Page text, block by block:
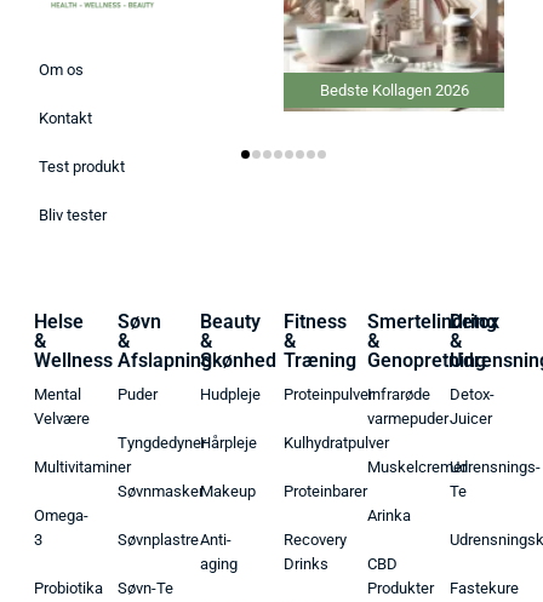
Om os
Kontakt
Test produkt
Bliv tester
Bedste Kollagen 2026
Helse
&
Wellness
Mental
Velvære
Multivitaminer
Omega-
3
Probiotika
Søvn
&
Afslapning
Puder
Tyngdedyner
Søvnmasker
Søvnplastre
Søvn-Te
Beauty
&
Skønhed
Hudpleje
Hårpleje
Makeup
Anti-
aging
Fitness
&
Træning
Proteinpulver
Kulhydratpulver
Proteinbarer
Recovery
Drinks
Smertelindring
&
Genopretning
Infrarøde
varmepuder
Muskelcremer
Arinka
CBD
Produkter
Detox
&
Detox-
Juicer
Udrensnings-
Te
Fastekure